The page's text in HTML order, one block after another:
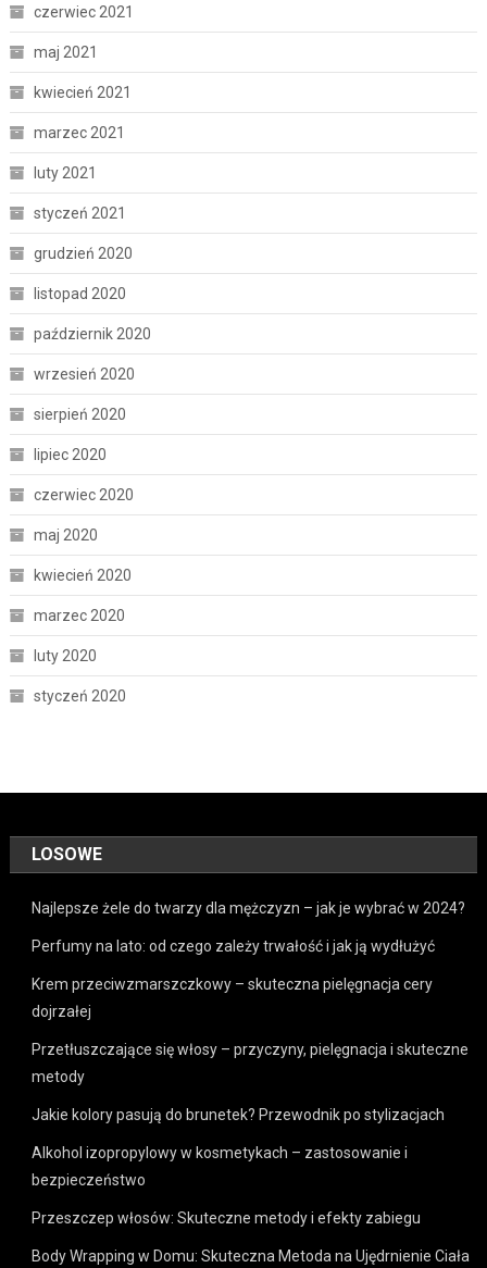
czerwiec 2021
maj 2021
kwiecień 2021
marzec 2021
luty 2021
styczeń 2021
grudzień 2020
listopad 2020
październik 2020
wrzesień 2020
sierpień 2020
lipiec 2020
czerwiec 2020
maj 2020
kwiecień 2020
marzec 2020
luty 2020
styczeń 2020
LOSOWE
Najlepsze żele do twarzy dla mężczyzn – jak je wybrać w 2024?
Perfumy na lato: od czego zależy trwałość i jak ją wydłużyć
Krem przeciwzmarszczkowy – skuteczna pielęgnacja cery
dojrzałej
Przetłuszczające się włosy – przyczyny, pielęgnacja i skuteczne
metody
Jakie kolory pasują do brunetek? Przewodnik po stylizacjach
Alkohol izopropylowy w kosmetykach – zastosowanie i
bezpieczeństwo
Przeszczep włosów: Skuteczne metody i efekty zabiegu
Body Wrapping w Domu: Skuteczna Metoda na Ujędrnienie Ciała